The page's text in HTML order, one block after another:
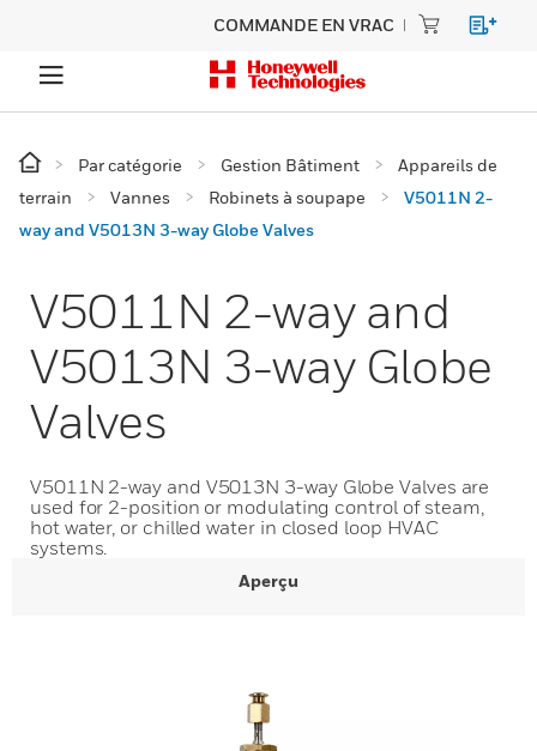
COMMANDE EN VRAC
Par catégorie Gestion Bâtiment
Appareils de
terrain
Vannes Robinets à soupape
V5011N 2-
way and V5013N 3-way Globe Valves
V5011N 2-way and
V5013N 3-way Globe
Valves
V5011N 2-way and V5013N 3-way Globe Valves are
used for 2-position or modulating control of steam,
hot water, or chilled water in closed loop HVAC
systems.
Aperçu